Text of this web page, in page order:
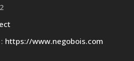
https://www.negobois.com